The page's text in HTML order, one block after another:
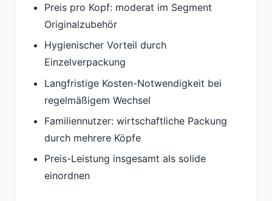
Preis pro Kopf: moderat im Segment
Originalzubehör
Hygienischer Vorteil durch
Einzelverpackung
Langfristige Kosten-Notwendigkeit bei
regelmäßigem Wechsel
Familiennutzer: wirtschaftliche Packung
durch mehrere Köpfe
Preis-Leistung insgesamt als solide
einordnen